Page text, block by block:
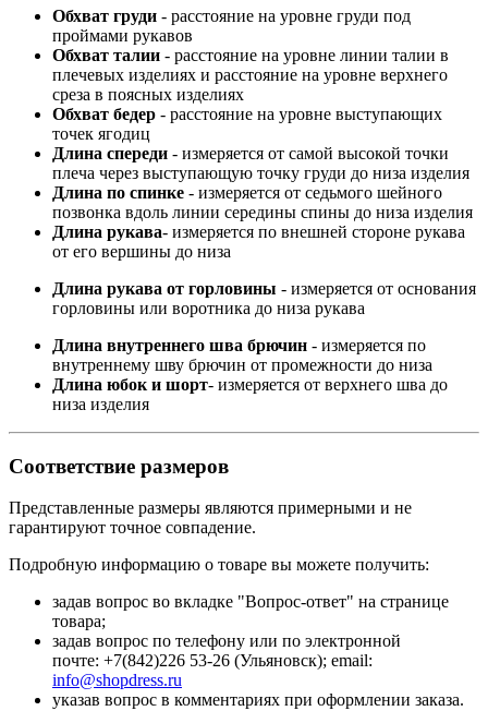
Обхват груди - расстояние на уровне груди под
проймами рукавов
Обхват талии - расстояние на уровне линии талии в
плечевых изделиях и расстояние на уровне верхнего
среза в поясных изделиях
Обхват бедер - расстояние на уровне выступающих
точек ягодиц
Длина спереди - измеряется от самой высокой точки
плеча через выступающую точку груди до низа изделия
Длина по спинке - измеряется от седьмого шейного
позвонка вдоль линии середины спины до низа изделия
Длина рукава- измеряется по внешней стороне рукава
от его вершины до низа
Длина рукава от горловины - измеряется от основания
горловины или воротника до низа рукава
Длина внутреннего шва брючин - измеряется по
внутреннему шву брючин от промежности до низа
Длина юбок и шорт- измеряется от верхнего шва до
низа изделия
Соответствие размеров
Представленные размеры являются примерными и не
гарантируют точное совпадение.
Подробную информацию о товаре вы можете получить:
задав вопрос во вкладке "Вопрос-ответ" на странице
товара;
задав вопрос по телефону или по электронной
почте: +7(842)226 53-26 (Ульяновск); email:
info@shopdress.ru
указав вопрос в комментариях при оформлении заказа.